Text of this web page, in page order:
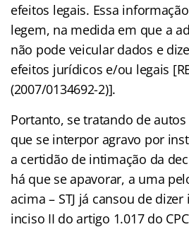
efeitos legais. Essa
legem, na medida em que a
não pode veicular dados e
efeitos jurídicos e/ou legais
(2007/0134692-2)].
Portanto, se tratando de
que se interpor agravo por
a certidão de intimação da
há que se apavorar, a uma
acima – STJ já cansou de
inciso II do artigo 1.017 do